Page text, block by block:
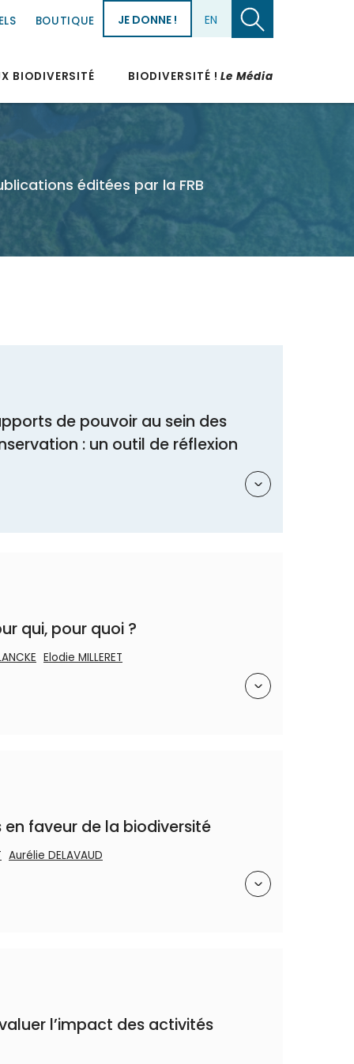
BOUTIQUE JE DONNE ! EN
BIODIVERSITÉ BIODIVERSITÉ !Le Média
éditées par la FRB
de pouvoir au sein des
: un outil de réflexion
qui, pour quoi ?
Elodie MILLERET
faveur de la biodiversité
Aurélie DELAVAUD
l’impact des activités